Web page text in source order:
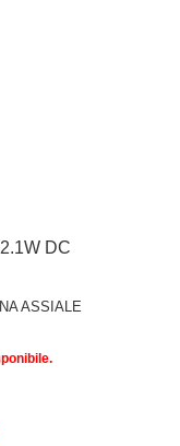
DC
ASSIALE